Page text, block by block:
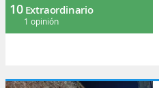
10 Extraordinario
1 opinión